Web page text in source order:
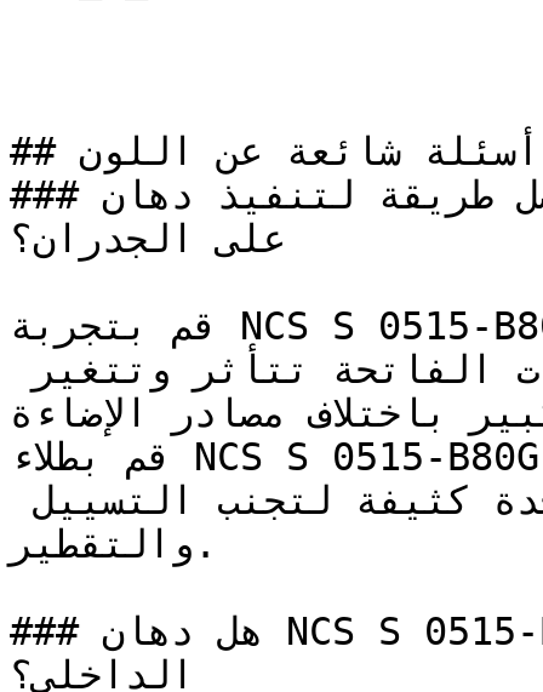
## أسئلة شائعة عن اللون
### ما هي أفضل طريقة لتنفيذ دهان NCS S 0515-B80G
على الجدران؟
قم بتجربة NCS S 0515-B80G على مساحة صغيرة أو لوحة
باختلاف مصادر الإضاءة.
قم بطلاء NCS S 0515-B80G على شكل طبقات رقيقة
والتقطير.
### هل دهان NCS S 0515-B80G خيار مناسب للتصميم
الداخلي؟